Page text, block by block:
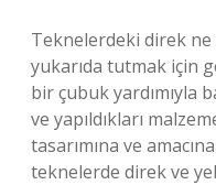
Teknelerdeki direk ne
yukarıda tutmak için
bir çubuk yardımıyla
ve yapıldıkları
tasarımına ve
teknelerde direk ve